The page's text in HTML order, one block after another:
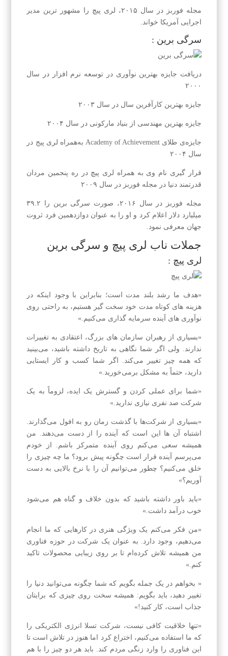
مجله فوربز در سال ۲۰۱۵، لری پیچ را مشهور ترین مدیر
اجرایی آمریکا خواند.
سرگی برین :
دریافت جایزه بهترین نوآوری در توسعه نرم افزار در سال
۲۰۰۰
جایزه بهترین کارآفرین سال در سال ۲۰۰۳
جایزه بهترین مهندسی از بنیاد مارکونی در سال ۲۰۰۴
جایزه‌ی طلای Academy of Achievement به‌همراه لری پیج در
سال ۲۰۰۴
قرار گیری نام وی به همراه لری پیچ در ره پنجمین مردان
قدرتمند دنیا در مجله فوربز در سال ۲۰۰۹
مجله فوربز در سال ۲۰۱۶، صورت سرگی برین را ۳۹.۲
میلیارد دلار اعلام کرد و او را به عنوان دوازدهمین فرد ثروت
جهان معرفی نمود.
جملات ناب لری پیچ و سرگی برین
لری پیچ :
«هدف ما رشد بلند مدت است؛ بنابراین با وجود اینکه در
هزینه‌ های کوتاه‌ مدت خود سخت‌ گیر هستیم، به‌ راحتی روی
نوآوری‌ های آینده سرمایه‌ گذاری می‌کنیم.»
«بسیاری از رهبران سازمان‌ های بزرگ، اعتقادی به تغییرات
ندارند. ولی اگر شما نگاهی به تاریخ داشته باشید، می‌بینید
که همه‌ چیز تغییر می‌کند. اگر شما کسب‌ و کار ایستایی
دارید، حتماً به مشکل برمی‌خورید.»
«شما برای عملی کردن و گسترش یک ایده، لزوماً به یک
شرکت صد نفری نیازی ندارید.»
«بسیاری از شرکت‌ها با گذشت زمان رو به افول می‌گذارند.
اشتباه آن‌ ها این است که آینده را از دست می‌دهند. من
همیشه سعی می‌کنم روی آینده متمرکز باشم. از خودم
می‌پرسم آینده قرار است چگونه پیش برود؟ ما چه چیزی را
خلق می‌کنیم؟ چطور می‌توانیم آن را با نرخ بالایی به دست
آوریم؟»
«باید باور داشته باشید که بدون خلاف و گناه هم می‌شود
خوب درآمد داشت.»
«من فکر می‌کنم یک ویژگی هنری در کارهایی که ما انجام
می‌دهیم، وجود دارد. به عنوان یک شرکت در حوزه فناوری
من همیشه تلاش کرده‌ام تا بر روی زیبایی محصولات تاکید
کنم.»
« بخواهم در یک جمله بگویم که شما چگونه می‌توانید دنیا را
تغییر دهید، باید بگویم: همیشه سخت روی چیزی که برایتان
جذاب است، کار کنید!»
«تنها خلاقیت کافی نیست، شرکت تسلا انرژی الکتریکی را
که ما استفاده می‌کنیم، اختراع کرد اما هنوز در تلاش است تا
این فناوری را وارد زنگی مردم کند. باید هر دو چیز را با هم